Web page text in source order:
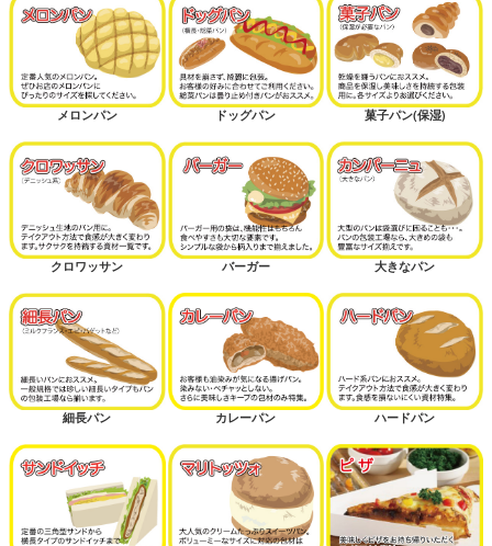
メロンパン ドッグパン 菓子パン(保湿)
クロワッサン バーガー 大きなパン
細長パン カレーパン ハードパン